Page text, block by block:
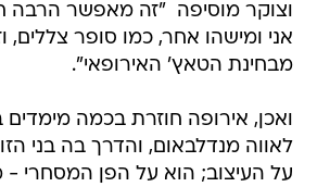
וצוקר מוסיפה  "זה מאפשר הרבה
אני ומישהו אחר, כמו סופר צללים,
מבחינת הטאץ' האירופאי".
ואכן, אירופה חוזרת בכמה
לאווה מנדלבאום, והדרך בה בני
על העיצוב; הוא על הפן המסחרי -